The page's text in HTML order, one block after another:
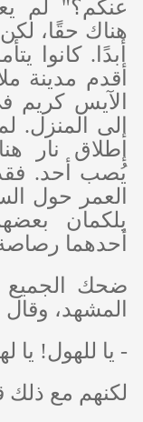
عنكم؟" لم
هناك حقًا،
أبدًا. كانوا
أقدم مدينة
الآيس كريم
إلى المنزل.
إطلاق نار
يُصب أحد.
العمر حول
يلكمان
أحدهما
ضحك الجميع
المشهد،
- يا للهول! يا
لكنهم مع ذلك